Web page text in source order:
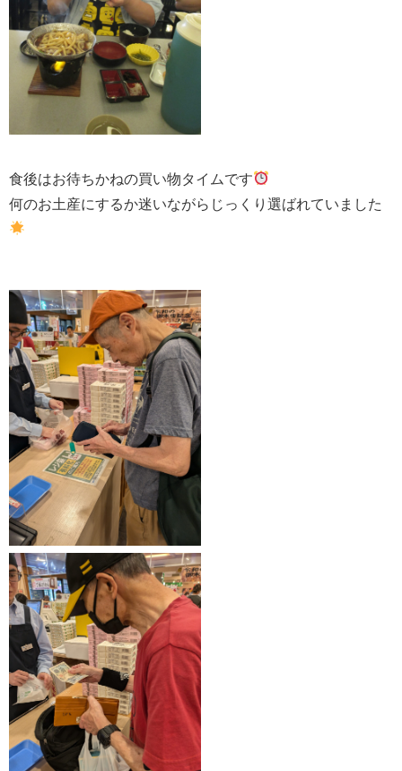
食後はお待ちかねの買い物タイムです
何のお土産にするか迷いながらじっくり選ばれていました